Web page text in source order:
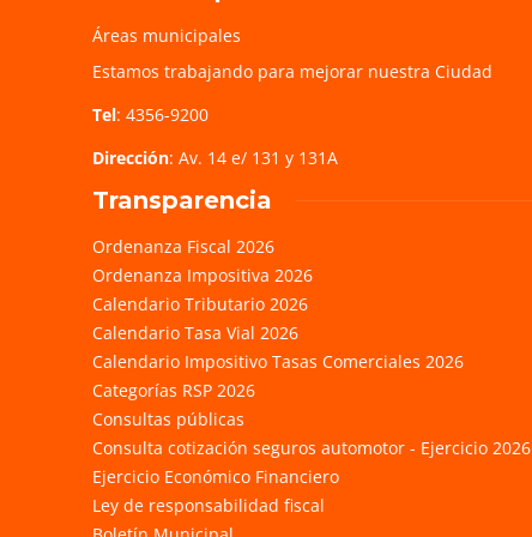
Áreas municipales
Estamos trabajando para mejorar nuestra Ciudad
Tel: 4356-9200
Dirección: Av. 14 e/ 131 y 131A
Transparencia
Ordenanza Fiscal 2026
Ordenanza Impositiva 2026
Calendario Tributario 2026
Calendario Tasa Vial 2026
Calendario Impositivo Tasas Comerciales 2026
Categorías RSP 2026
Consultas públicas
Consulta cotización seguros automotor - Ejercicio 2026
Ejercicio Económico Financiero
Ley de responsabilidad fiscal